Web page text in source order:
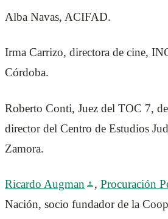
Alba Navas, ACIFAD.
Irma Carrizo, directora de cine,
Córdoba.
Roberto Conti, Juez del TOC 7,
director del Centro de Estudios
Zamora.
Ricardo Augman , Procuración
Nación, socio fundador de la